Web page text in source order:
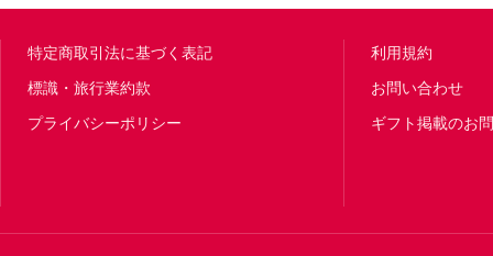
特定商取引法に基づく表記
標識・旅行業約款
プライバシーポリシー
利用規約
お問い合わせ
ギフト掲載のお